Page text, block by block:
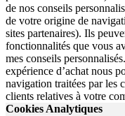
de nos conseils
de votre origine de
sites partenaires). Ils
fonctionnalités que vous
mes conseils
expérience d’achat nous
navigation traitées par les
clients relatives à votre
Cookies Analytiques